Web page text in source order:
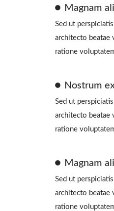
Magnam
Sed ut
architecto beatae
ratione
Nostrum
Sed ut
architecto beatae
ratione
Magnam
Sed ut
architecto beatae
ratione